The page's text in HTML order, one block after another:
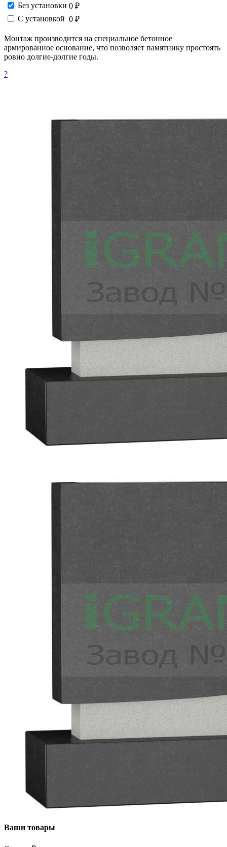
Без установки 0 ₽
С установкой 0 ₽
Монтаж производится на специальное бетонное
армированное основание, что позволяет памятнику простоять
ровно долгие-долгие годы.
?
Ваши товары